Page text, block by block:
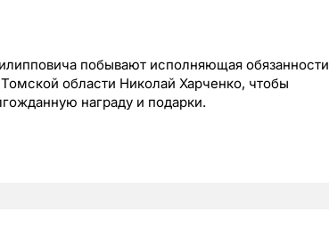
побывают исполняющая обязанности
области Николай Харченко, чтобы
награду и подарки.